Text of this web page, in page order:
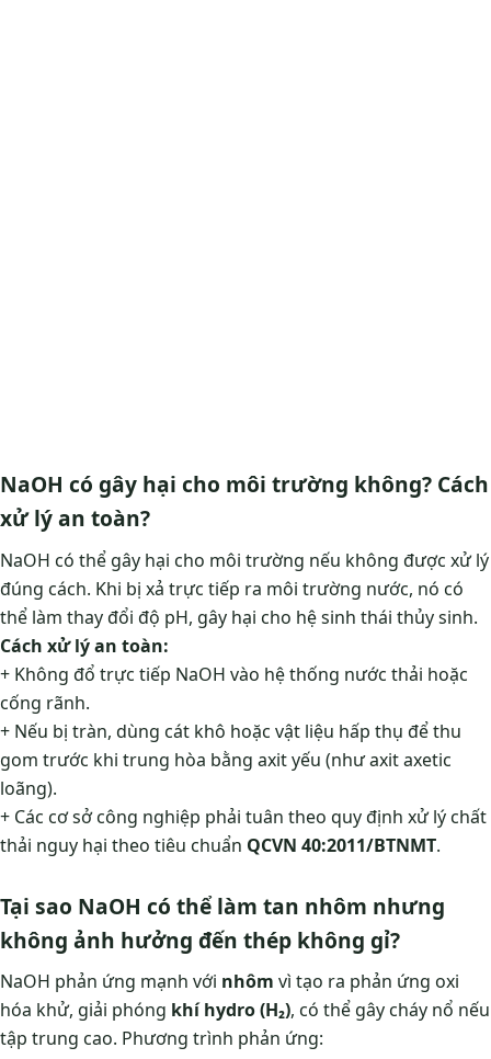
NaOH có gây hại cho môi trường không? Cách
xử lý an toàn?
NaOH có thể gây hại cho môi trường nếu không được xử lý
đúng cách. Khi bị xả trực tiếp ra môi trường nước, nó có
thể làm thay đổi độ pH, gây hại cho hệ sinh thái thủy sinh.
Cách xử lý an toàn:
+ Không đổ trực tiếp NaOH vào hệ thống nước thải hoặc
cống rãnh.
+ Nếu bị tràn, dùng cát khô hoặc vật liệu hấp thụ để thu
gom trước khi trung hòa bằng axit yếu (như axit axetic
loãng).
+ Các cơ sở công nghiệp phải tuân theo quy định xử lý chất
thải nguy hại theo tiêu chuẩn QCVN 40:2011/BTNMT.
Tại sao NaOH có thể làm tan nhôm nhưng
không ảnh hưởng đến thép không gỉ?
NaOH phản ứng mạnh với nhôm vì tạo ra phản ứng oxi
hóa khử, giải phóng khí hydro (H₂), có thể gây cháy nổ nếu
tập trung cao. Phương trình phản ứng: